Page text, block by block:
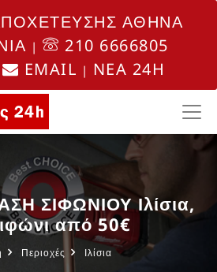
ΑΘΗΝΑ
|
210 6666805
EMAIL | NEA 24H
ΣΙΦΩΝΙΟΥ Ιλίσια,
από 50€
Περιοχές Ιλίσια